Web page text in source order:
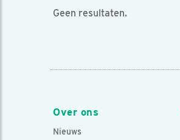
Geen resultaten.
Over ons
Nieuws